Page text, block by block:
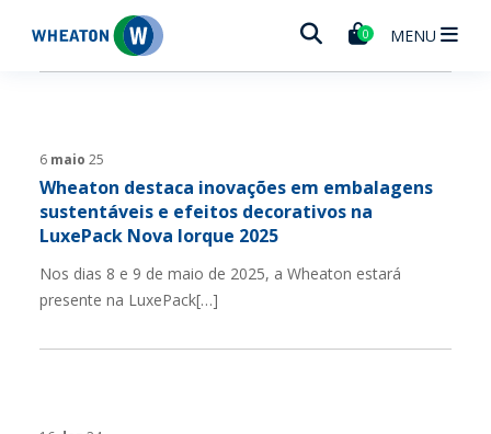
Wheaton 0 MENU
6 maio 25
Wheaton destaca inovações em embalagens
sustentáveis e efeitos decorativos na
LuxePack Nova Iorque 2025
Nos dias 8 e 9 de maio de 2025, a Wheaton estará
presente na LuxePack[…]